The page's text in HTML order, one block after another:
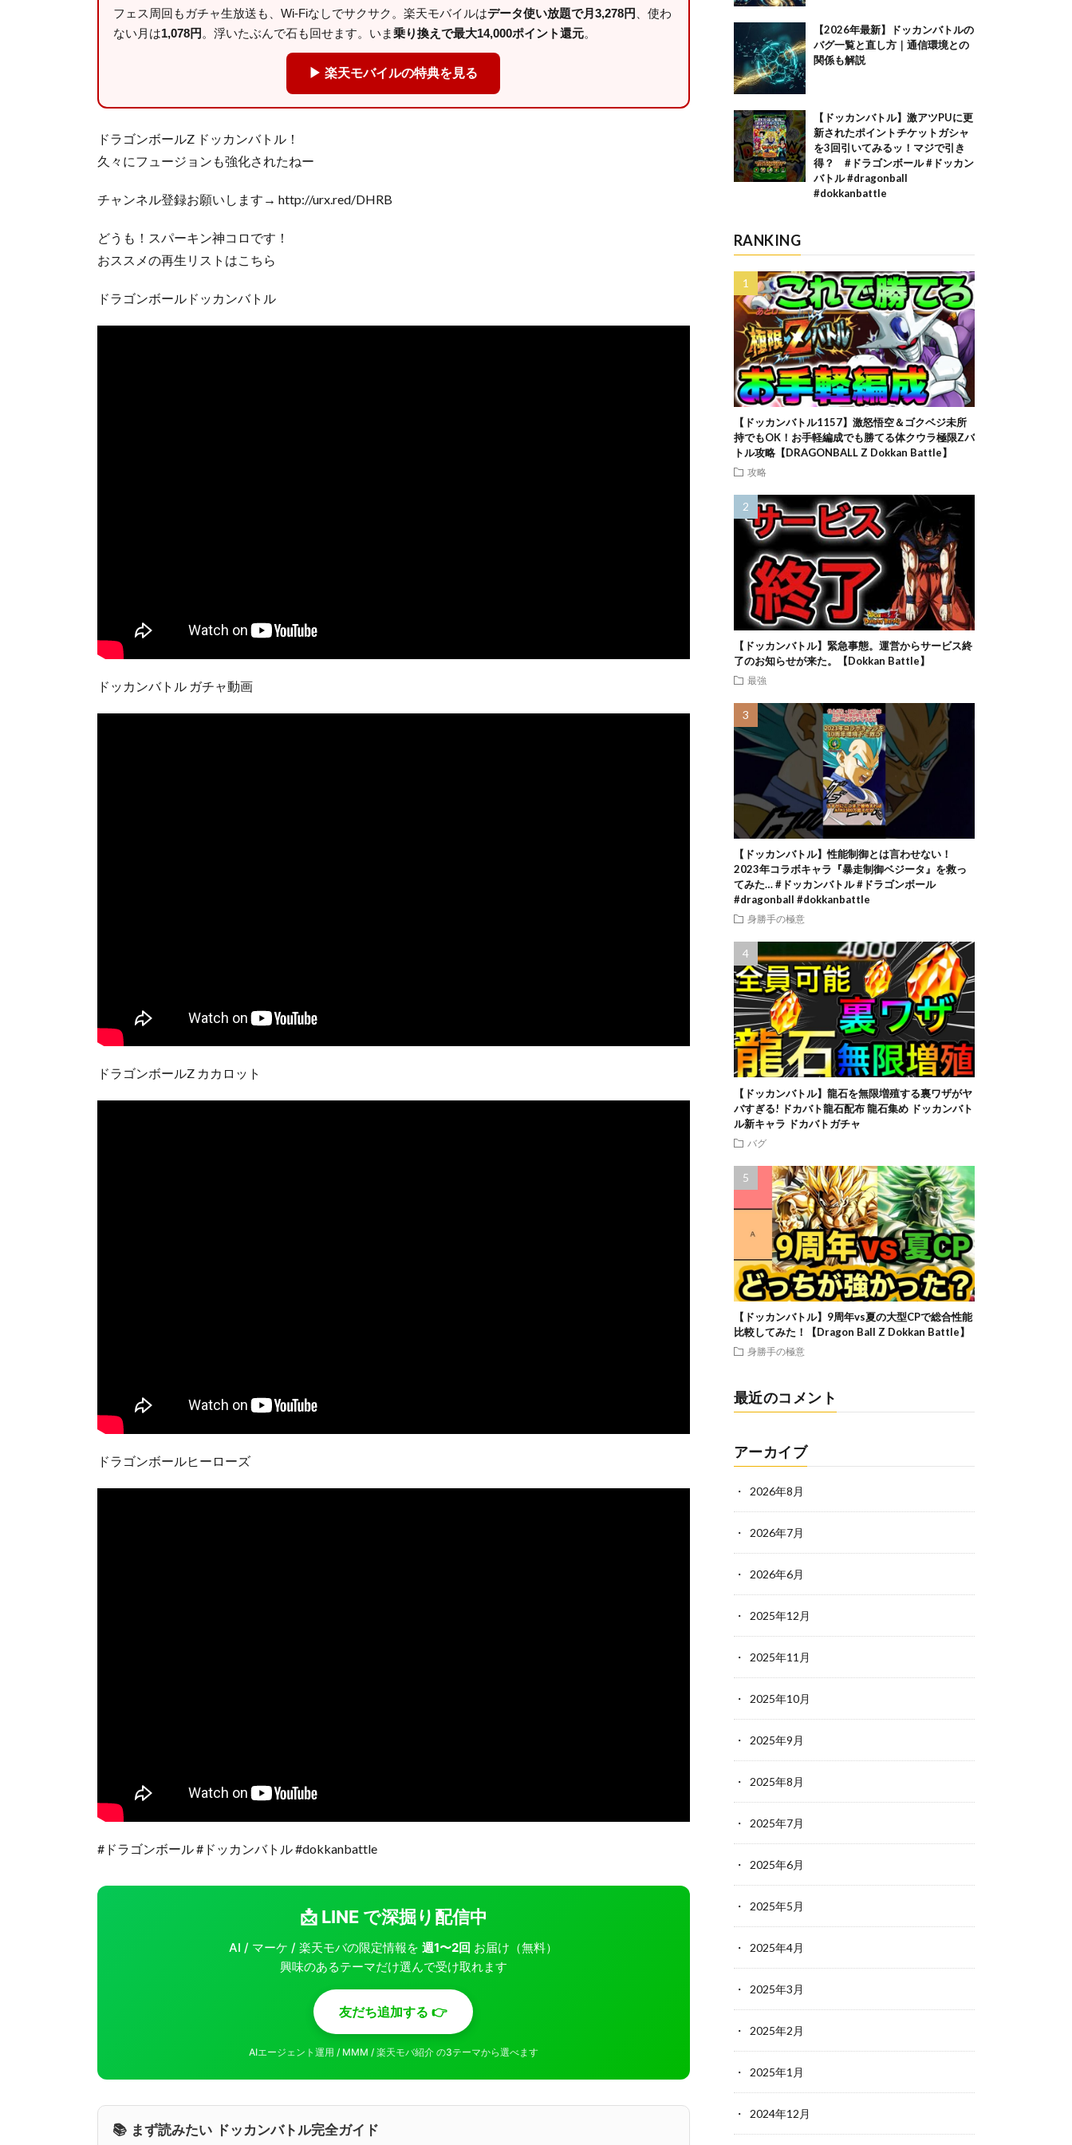
フェス周回もガチャ生放送も、Wi-Fiなしでサクサク。楽天モバイルはデータ使い放題で月3,278円
、使わ
ない月は1,078円 。浮いたぶんで石も回せます。いま乗り換えで最大14,000ポイント還元。
▶ 楽天モバイルの特典を見る
ドラゴンボールZ ドッカンバトル！
久々にフュージョンも強化されたねー
チャンネル登録お願いします→ http://urx.red/DHRB
どうも！スパーキン神コロです！
おススメの再生リストはこちら
ドラゴンボールドッカンバトル
ドッカンバトル ガチャ動画
ドラゴンボールZ カカロット
ドラゴンボールヒーローズ
#ドラゴンボール #ドッカンバトル #dokkanbattle
📩 LINE で深掘り配信中
AI / マーケ / 楽天モバの限定情報を週1〜2回 お届け（無料）
興味のあるテーマだけ選んで受け取れます
友だち追加する 👉
AIエージェント運用 / MMM / 楽天モバ紹介 の3テーマから選べます
📚 まず読みたい ドッカンバトル完全ガイド
【2026年最新】ドッカンバトルの
バグ一覧と直し方｜通信環境との
関係も解説
【ドッカンバトル】激アツPUに更
新されたポイントチケットガシャ
を3回引いてみるッ！マジで引き
得？ #ドラゴンボール #ドッカン
バトル #dragonball
#dokkanbattle
RANKING
【ドッカンバトル1157】激怒悟空＆ゴクベジ未所
持でもOK！お手軽編成でも勝てる体クウラ極限Zバ
トル攻略【DRAGONBALL Z Dokkan Battle】
攻略
【ドッカンバトル】緊急事態。運営からサービス終
了のお知らせが来た。【Dokkan Battle】
最強
【ドッカンバトル】性能制御とは言わせない！
2023年コラボキャラ『暴走制御ベジータ』を救っ
てみた… #ドッカンバトル #ドラゴンボール
#dragonball #dokkanbattle
身勝手の極意
【ドッカンバトル】龍石を無限増殖する裏ワザがヤ
バすぎる! ドカバト龍石配布 龍石集め ドッカンバト
ル新キャラ ドカバトガチャ
バグ
【ドッカンバトル】9周年vs夏の大型CPで総合性能
比較してみた！【Dragon Ball Z Dokkan Battle】
身勝手の極意
最近のコメント
アーカイブ
2026年8月
2026年7月
2026年6月
2025年12月
2025年11月
2025年10月
2025年9月
2025年8月
2025年7月
2025年6月
2025年5月
2025年4月
2025年3月
2025年2月
2025年1月
2024年12月